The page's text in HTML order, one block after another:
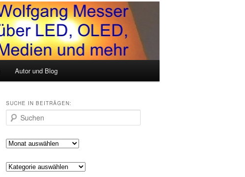
Autor und Blog
SUCHE IN BEITRÄGEN:
Suchen